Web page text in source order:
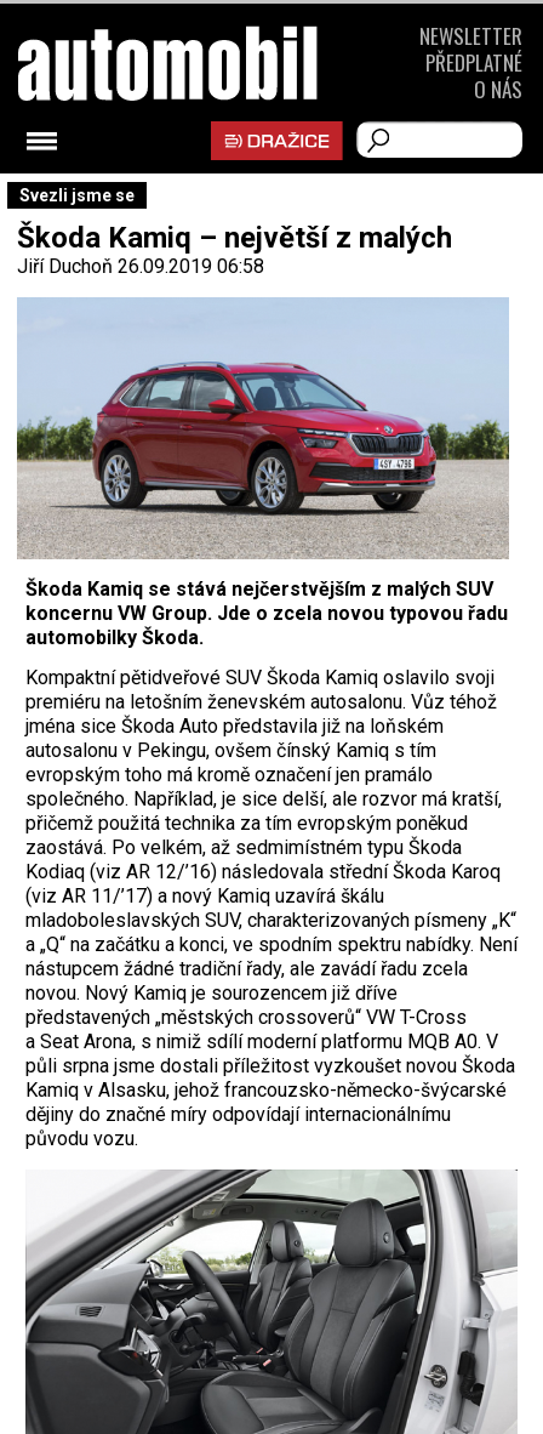
Svezli jsme se
Škoda Kamiq – největší z malých
Jiří Duchoň 26.09.2019 06:58
Škoda Kamiq se stává nejčerstvějším z malých SUV
koncernu VW Group. Jde o zcela novou typovou řadu
automobilky Škoda.
Kompaktní pětidveřové SUV Škoda Kamiq oslavilo svoji
premiéru na letošním ženevském autosalonu. Vůz téhož
jména sice Škoda Auto představila již na loňském
autosalonu v Pekingu, ovšem čínský Kamiq s tím
evropským toho má kromě označení jen pramálo
společného. Například, je sice delší, ale rozvor má kratší,
přičemž použitá technika za tím evropským poněkud
zaostává. Po velkém, až sedmimístném typu Škoda
Kodiaq (viz AR 12/’16) následovala střední Škoda Karoq
(viz AR 11/’17) a nový Kamiq uzavírá škálu
mladoboleslavských SUV, charakterizovaných písmeny „K“
a „Q“ na začátku a konci, ve spodním spektru nabídky. Není
nástupcem žádné tradiční řady, ale zavádí řadu zcela
novou. Nový Kamiq je sourozencem již dříve
představených „městských crossoverů“ VW T-Cross
a Seat Arona, s nimiž sdílí moderní platformu MQB A0. V
půli srpna jsme dostali příležitost vyzkoušet novou Škoda
Kamiq v Alsasku, jehož francouzsko-německo-švýcarské
dějiny do značné míry odpovídají internacionálnímu
původu vozu.
NEWSLETTER
PŘEDPLATNÉ
O NÁS